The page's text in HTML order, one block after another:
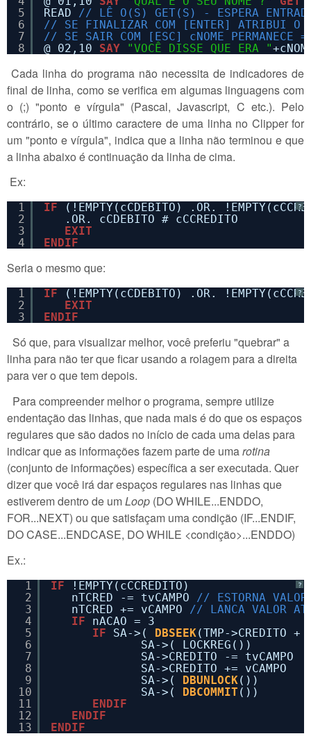
5
6
7
8
READ
// LÊ O(S) GET(S) - ESPERA ENTRADA
// SE FINALIZAR COM [ENTER] ATRIBUI O
// SE SAIR COM [ESC] cNOME PERMANECE
@ 02,10 SAY "VOCÊ DISSE QUE ERA "
Cada linha do programa não necessita de indicadores de
final de linha, como se verifica em algumas linguagens com
o (;) "ponto e vírgula" (Pascal, Javascript, C etc.). Pelo
contrário, se o último caractere de uma linha no Clipper for
um "ponto e vírgula", indica que a linha não terminou e que
a linha abaixo é continuação da linha de cima.
Ex:
?
1
2
3
4
IF
(!EMPTY(cCDEBITO) .OR.
.OR. cCDEBITO # cCCREDITO
EXIT
ENDIF
Seria o mesmo que:
?
1
2
3
IF
(!EMPTY(cCDEBITO) .OR.
EXIT
ENDIF
Só que, para visualizar melhor, você preferiu "quebrar" a
linha para não ter que ficar usando a rolagem para a direita
para ver o que tem depois.
Para compreender melhor o programa, sempre utilize
endentação das linhas, que nada mais é do que os espaços
regulares que são dados no início de cada uma delas para
indicar que as informações fazem parte de umarotina
(conjunto de informações) específica a ser executada. Quer
dizer que você irá dar espaços regulares nas linhas que
estiverem dentro de umLoop (DO WHILE...ENDDO,
FOR...NEXT) ou que satisfaçam uma condição (IF...ENDIF,
DO CASE...ENDCASE, DO WHILE <condição>...ENDDO)
Ex.:
?
1
2
3
4
5
6
7
8
9
10
11
12
13
IF
!EMPTY(cCCREDITO)
nTCRED -= tvCAMPO // ESTORNA VALOR
nTCRED += vCAMPO // LANCA VALOR
IF
nACAO = 3
IF
SA->( DBSEEK(TMP->CREDITO +
SA->( LOCKREG())
SA->CREDITO -= tvCAMPO
SA->CREDITO += vCAMPO
SA->( DBUNLOCK())
SA->( DBCOMMIT ())
ENDIF
ENDIF
ENDIF